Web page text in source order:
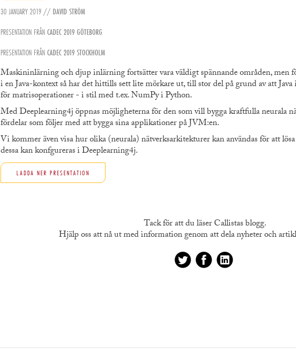
30 JANUARY 2019 // DAVID STRÖM
PRESENTATION FRÅNCADEC 2019 GÖTEBORG
PRESENTATION FRÅNCADEC 2019 STOCKHOLM
Maskininlärning och djup inlärning fortsätter vara väldigt spännande områden,
i en Java-kontext så har det hittills sett lite mörkare ut, till stor del på grund av att
för matrisoperationer - i stil med t.ex. NumPy i Python.
Med Deeplearning4j öppnas möjligheterna för den som vill bygga kraftfulla neurala
fördelar som följer med att bygga sina applikationer på JVM:en.
Vi kommer även visa hur olika (neurala) nätverksarkitekturer kan användas för att
dessa kan konfgureras i Deeplearning4j.
LADDA NER PRESENTATION
Tack för att du läser Callistas blogg.
Hjälp oss att nå ut med information genom att dela nyheter och